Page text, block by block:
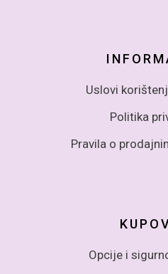
Uslovi
Politika
Pravila o
Opcije i